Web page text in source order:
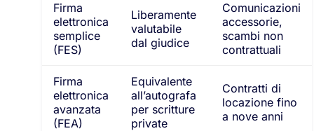
Firma
elettronica
semplice
(FES)
Liberamente
valutabile
dal giudice
Comunicazioni
accessorie,
scambi non
contrattuali
Firma
elettronica
avanzata
(FEA)
Equivalente
all’autografa
per scritture
private
Contratti di
locazione fino
a nove anni